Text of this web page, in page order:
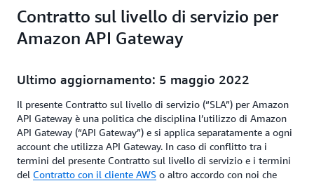
Contratto sul livello di servizio per
Amazon API Gateway
Ultimo aggiornamento: 5 maggio 2022
Il presente Contratto sul livello di servizio (“SLA”) per Amazon
API Gateway è una politica che disciplina l’utilizzo di Amazon
API Gateway (“API Gateway”) e si applica separatamente a ogni
account che utilizza API Gateway. In caso di conflitto tra i
termini del presente Contratto sul livello di servizio e i termini
del Contratto con il cliente AWS o altro accordo con noi che